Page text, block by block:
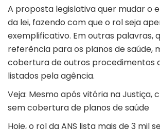
A proposta legislativa quer mudar o
da lei, fazendo com que o rol seja
exemplificativo. Em outras palavras,
referência para os planos de saúde,
cobertura de outros procedimentos
listados pela agência.
Veja: Mesmo após vitória na Justiça,
sem cobertura de planos de saúde
Hoje, o rol da ANS lista mais de 3 mil